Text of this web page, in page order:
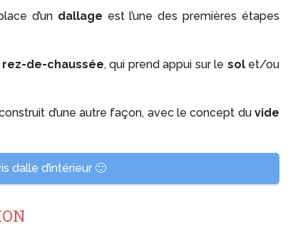
d’un dallage est l’une des premières étapes
rez-de-chaussée, qui prend appui sur le solet/ou
d’une autre façon, avec le concept duvide
dalle d’intérieur 🙂